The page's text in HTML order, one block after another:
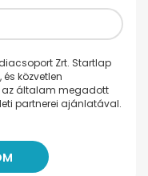
Zrt. Startlap
közvetlen
az általam megadott
partnerei ajánlatával.